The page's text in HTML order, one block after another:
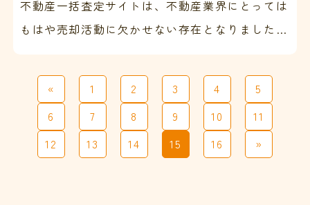
不動産一括査定サイトは、不動産業界にとっては
もはや売却活動に欠かせない存在となりました。
っているのが現状…
« 1 2 3 4
5
6
7 8 9 10
11
12
13 14 15 16 »